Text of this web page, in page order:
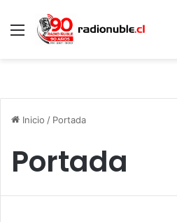
Menú
Inicio / Portada
Portada